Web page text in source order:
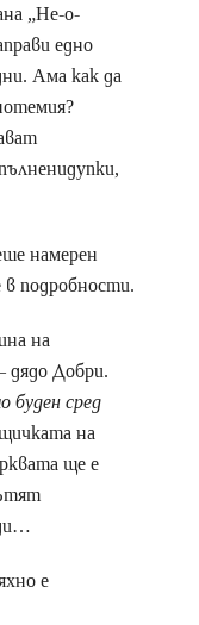
„Не-о-
едно
Ама как да
намерен
подробности.
на
дядо Добри.
буден сред
на
ще е
е